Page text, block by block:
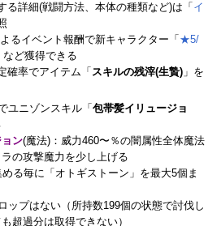
る詳細(戦闘方法、本体の種類など)は「 イ
るイベント報酬で新キャラクター「 ★5/
など獲得できる
確率でアイテム「 スキルの残滓(生贄) 」を
ユニゾンスキル「 包帯髪イリュージョ
ン(魔法)：威力460〜％の闇属性全体魔法
の攻撃魔力を少し上げる
る毎に「オトギストーン」を最大5個ま
ップはない（所持数199個の状態で討伐し
超過分は取得できない）